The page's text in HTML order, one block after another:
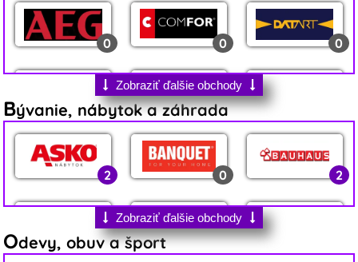
1 5 4
0 1
0 2 1
0 4 1
0 0 0
0 2
0 1 0
0 0
Zobraziť ďalšie obchody
Bývanie, nábytok a záhrada
2 0 2
0 1
Zobraziť ďalšie obchody
Odevy, obuv a šport